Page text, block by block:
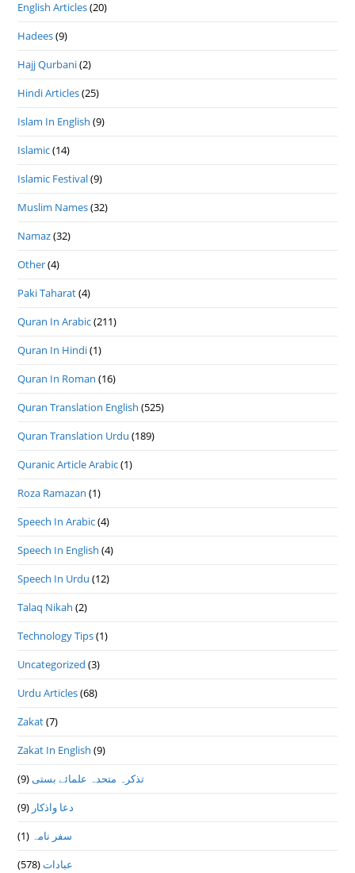
English Articles(20)
Hadees(9)
Hajj Qurbani(2)
Hindi Articles(25)
Islam In English (9)
Islamic(14)
Islamic Festival(9)
Muslim Names(32)
Namaz(32)
Other(4)
Paki Taharat(4)
Quran In Arabic(211)
Quran In Hindi(1)
Quran In Roman (16)
Quran Translation English (525)
Quran Translation Urdu (189)
Quranic Article Arabic(1)
Roza Ramazan (1)
Speech In Arabic(4)
Speech In English (4)
Speech In Urdu (12)
Talaq Nikah (2)
Technology Tips(1)
Uncategorized (3)
Urdu Articles(68)
Zakat(7)
Zakat In English (9)
تذكرہ متحدہ علمائے بستى(9)
دعا واذكار (9)
سفر نامہ (1)
عبادات(578)